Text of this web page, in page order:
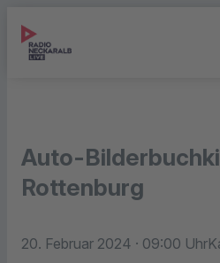
Auto-
Rottenburg
20. Februar 2024 · 09:00 Uhr